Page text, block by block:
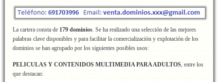
La cartera consta de 179 dominios. Se ha realizado una selección de las mejores
palabras clave disponibles y para facilitar la comercialización y explotación de los
dominios se han agrupado por los siguientes posibles usos:
PELICULAS Y CONTENIDOS MULTIMEDIA PARA ADULTOS, entre los
que destacan: